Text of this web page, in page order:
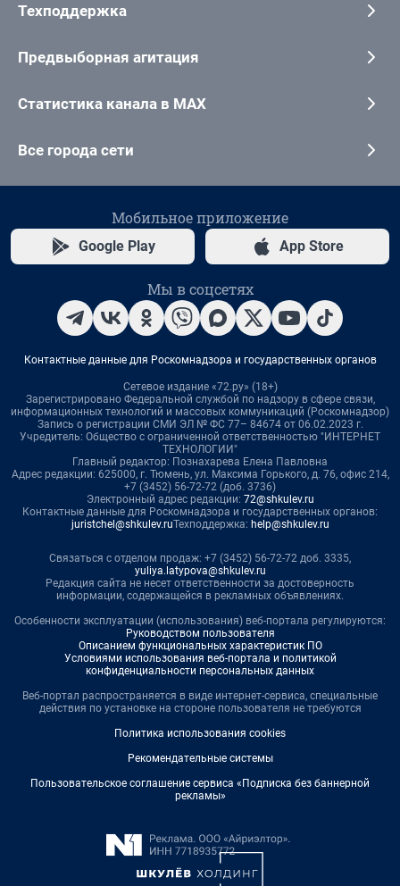
Техподдержка
Предвыборная агитация
Статистика канала в MAX
Все города сети
Мобильное приложение
Google Play App Store
Мы в соцсетях
Контактные данные для Роскомнадзора и государственных органов
Сетевое издание «72.ру» (18+)
Зарегистрировано Федеральной службой по надзору в сфере связи,
информационных технологий и массовых коммуникаций (Роскомнадзор)
Запись о регистрации СМИ ЭЛ № ФС 77– 84674 от 06.02.2023 г.
Учредитель: Общество с ограниченной ответственностью "ИНТЕРНЕТ
ТЕХНОЛОГИИ"
Главный редактор: Познахарева Елена Павловна
Адрес редакции: 625000, г. Тюмень, ул. Максима Горького, д. 76, офис 214,
+7 (3452) 56-72-72 (доб. 3736)
Электронный адрес редакции: 72@shkulev.ru
Контактные данные для Роскомнадзора и государственных органов:
juristchel@shkulev.ruТехподдержка: help@shkulev.ru
Связаться с отделом продаж: +7 (3452) 56-72-72 доб. 3335,
yuliya.latypova@shkulev.ru
Редакция сайта не несет ответственности за достоверность
информации, содержащейся в рекламных объявлениях.
Особенности эксплуатации (использования) веб-портала регулируются:
Руководством пользователя
Описанием функциональных характеристик ПО
Условиями использования веб-портала и политикой
конфиденциальности персональных данных
Веб-портал распространяется в виде интернет-сервиса, специальные
действия по установке на стороне пользователя не требуются
Политика использования cookies
Рекомендательные системы
Пользовательское соглашение сервиса «Подписка без баннерной
рекламы»